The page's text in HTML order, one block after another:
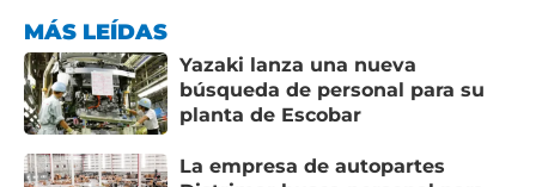
MÁS LEÍDAS
Yazaki lanza una nueva
búsqueda de personal para su
planta de Escobar
La empresa de autopartes